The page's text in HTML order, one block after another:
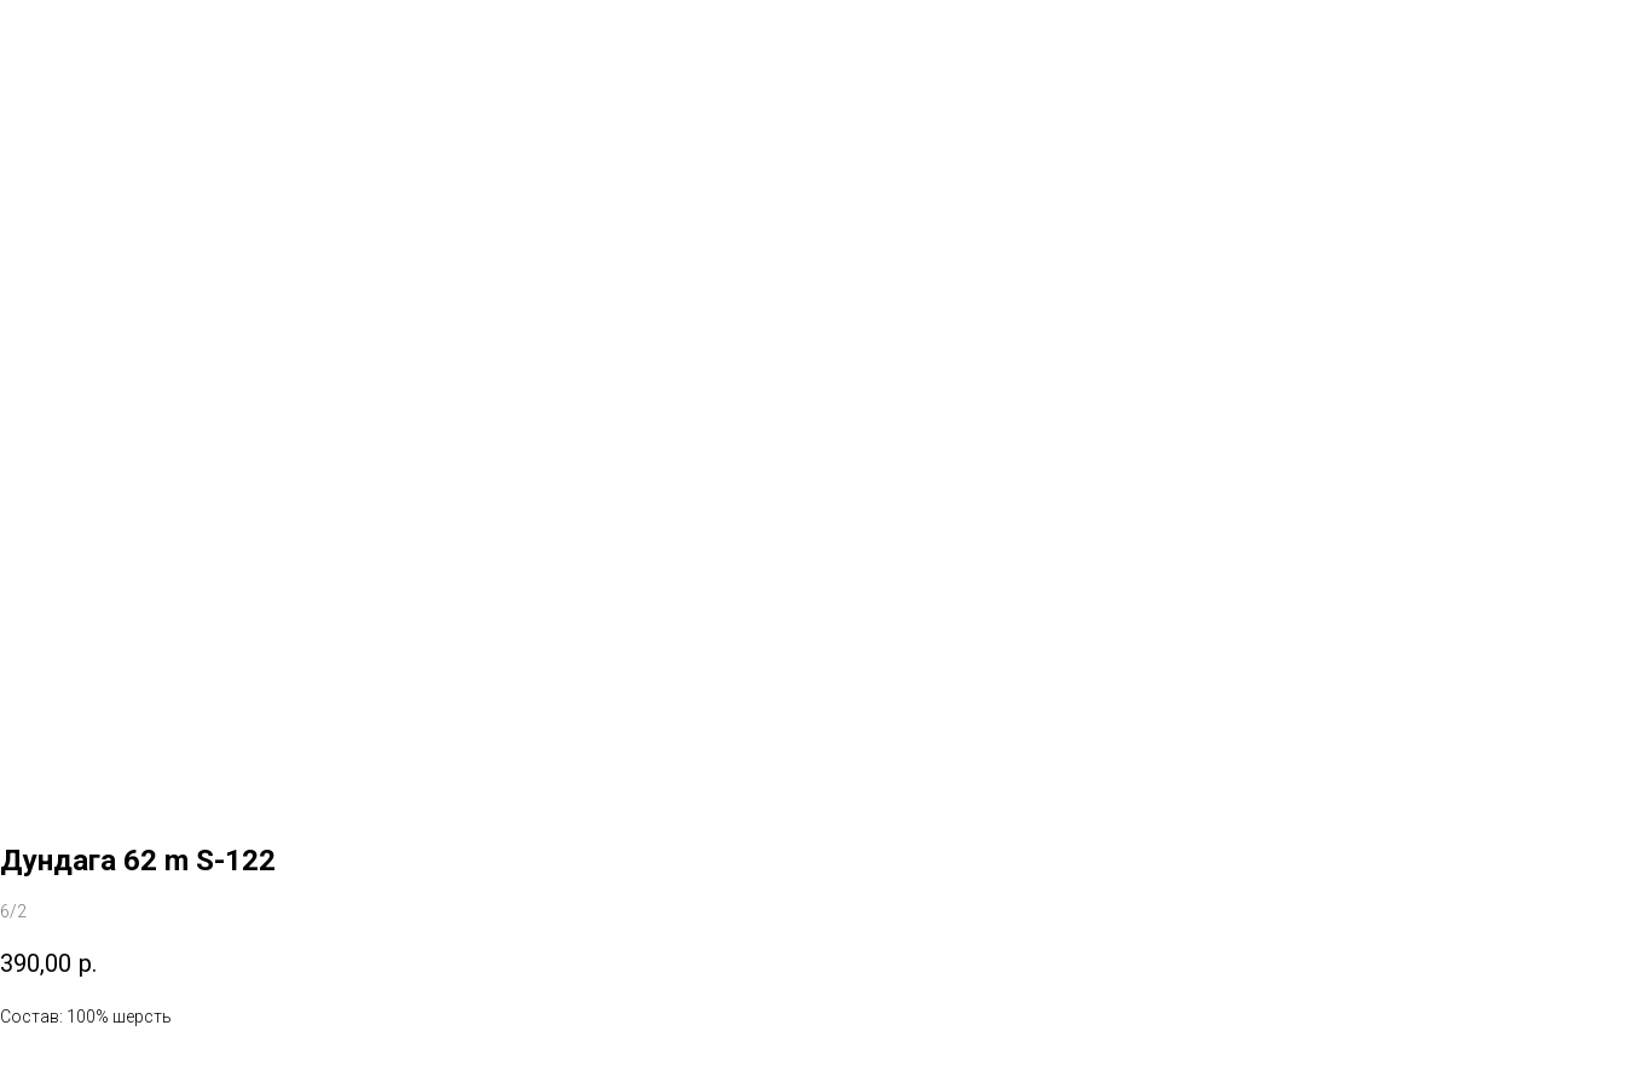
Дундага 62 m S-122
6/2
390,00 р.
Состав: 100% шерсть